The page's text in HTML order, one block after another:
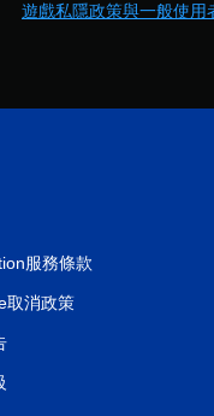
遊戲私隱政策與一般使用
服務條款
取消政策